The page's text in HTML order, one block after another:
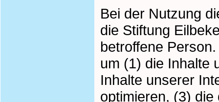
Bei der Nutzung
die Stiftung
betroffene
um (1) die Inhalte
Inhalte unserer
optimieren, (3)